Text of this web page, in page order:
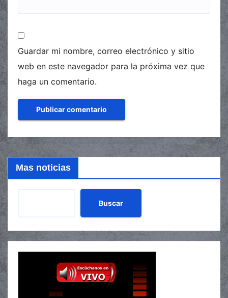
Guardar mi nombre, correo electrónico y sitio
web en este navegador para la próxima vez que
haga un comentario.
Mas noticias
Buscar